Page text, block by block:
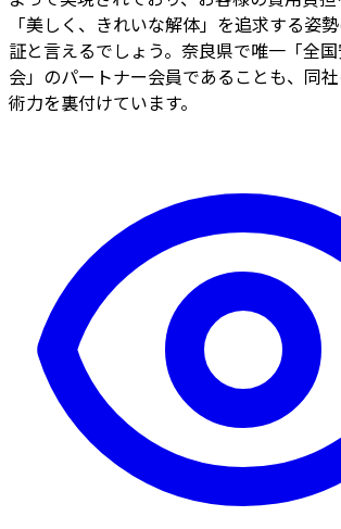
「美しく、きれいな解体」を追求する姿
証と言えるでしょう。奈良県で唯一「全
会」のパートナー会員であることも、同
術力を裏付けています。